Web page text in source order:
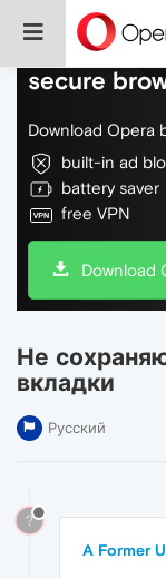
Do more on
secure
Download Opera
built-in ad
battery saver
free VPN
Download
Не
вкладки
Русский
?
A Former